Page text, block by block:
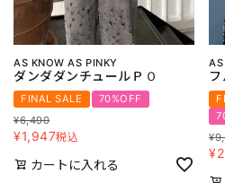
AS KNOW AS PINKY
ダンダダンチュールＰＯ
FINAL SALE
70%OFF
¥6,490
¥1,947税込
カートに入れる
¥
¥